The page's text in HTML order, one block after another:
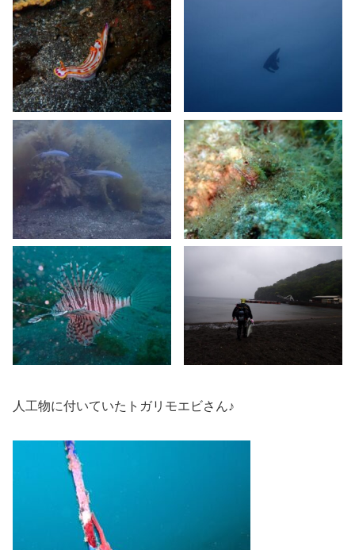
人工物に付いていたトガリモエビさん♪